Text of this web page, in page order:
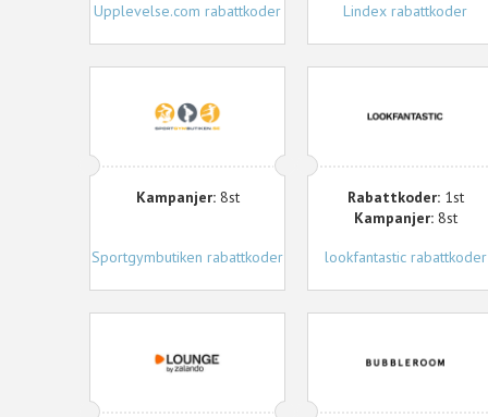
Upplevelse.com rabattkoder
Lindex rabattkoder
Kampanjer:8st
Sportgymbutiken rabattkoder
Rabattkoder:1st
Kampanjer:8st
lookfantastic rabattkoder
Lounge